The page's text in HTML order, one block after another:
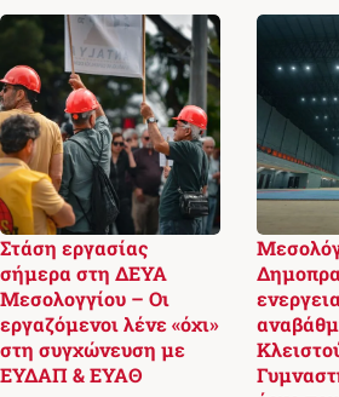
Στάση εργασίας
σήμερα στη ΔΕΥΑ
Μεσολογγίου – Οι
εργαζόμενοι λένε «όχι»
στη συγχώνευση με
ΕΥΔΑΠ & ΕΥΑΘ